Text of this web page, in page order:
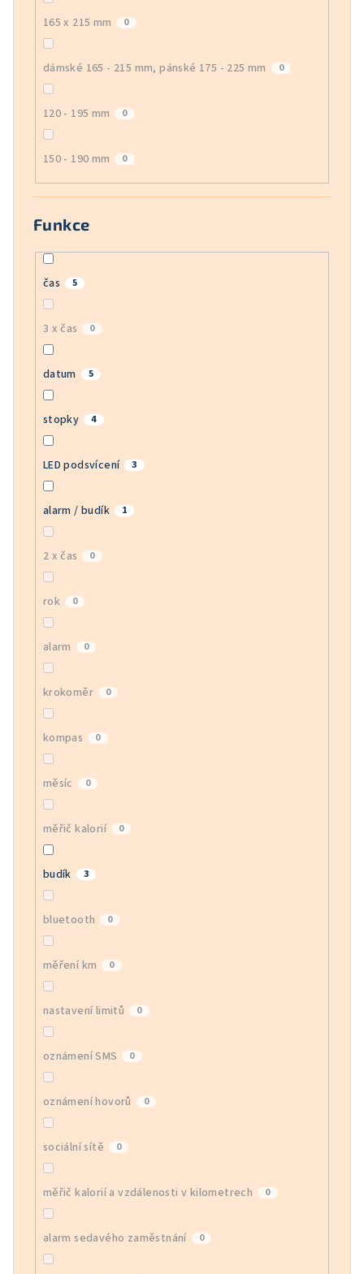
165 x 215 mm 0
dámské 165 - 215 mm, pánské 175 - 225 mm 0
120 - 195 mm 0
150 - 190 mm 0
Funkce
čas 5
3 x čas 0
datum 5
stopky 4
LED podsvícení 3
alarm / budík 1
2 x čas 0
rok 0
alarm 0
krokoměr 0
kompas 0
měsíc 0
měřič kalorií 0
budík 3
bluetooth 0
měření km 0
nastavení limitů 0
oznámení SMS 0
oznámení hovorů 0
sociální sítě 0
měřič kalorií a vzdálenosti v kilometrech 0
alarm sedavého zaměstnání 0